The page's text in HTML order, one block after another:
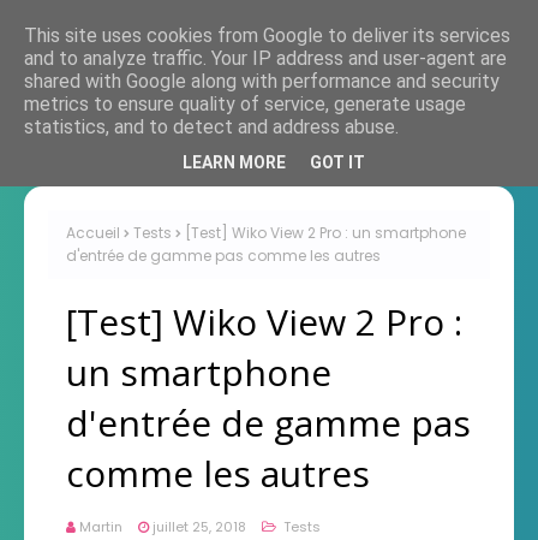
Accueil Tests
[Test] Wiko View 2 Pro : un smartphone
d'entrée de gamme pas comme les autres
[Test] Wiko View 2 Pro :
un smartphone
d'entrée de gamme pas
comme les autres
Martin juillet 25, 2018 Tests
This site uses cookies from Google to deliver its services
and to analyze traffic. Your IP address and user-agent are
shared with Google along with performance and security
metrics to ensure quality of service, generate usage
statistics, and to detect and address abuse.
LEARN MORE GOT IT